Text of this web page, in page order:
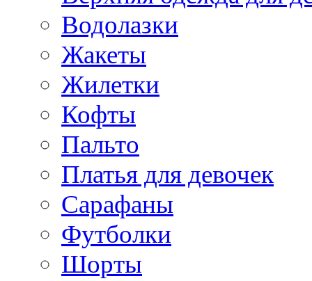
Водолазки
Жакеты
Жилетки
Кофты
Пальто
Платья для девочек
Сарафаны
Футболки
Шорты